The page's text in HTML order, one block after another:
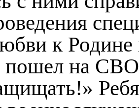
к Родине
пошел на